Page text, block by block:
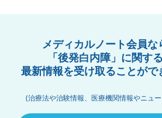
メディカルノート会員な
「後発白内障」に関する
最新情報を受け取ることがで
(治療法や治験情報、医療機関情報やニュ